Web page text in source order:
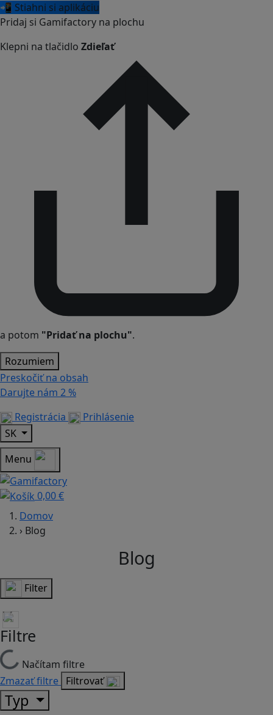
📲 Stiahni si aplikáciu
Pridaj si Gamifactory na plochu
Klepni na tlačidlo Zdieľať
a potom "Pridať na plochu".
Rozumiem
Preskočiť na obsah
Darujte nám 2 %
Registrácia
Prihlásenie
SK
Menu
0,00 €
Domov
› Blog
Blog
Filter
Filtre
Načítam filtre
Zmazať filtre Filtrovať
Typ